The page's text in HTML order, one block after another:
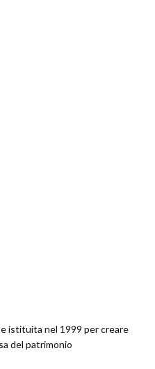
istituita nel 1999 per creare
del patrimonio